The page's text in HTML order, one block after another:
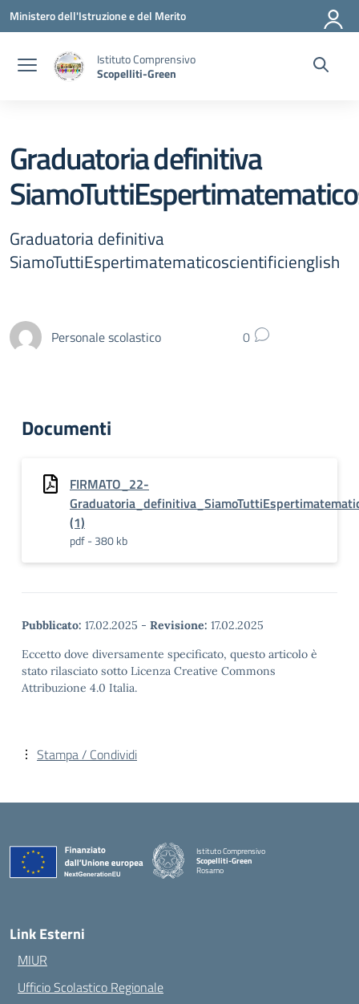
Vai ai contenuti
Vai al menu di navigazione
Vai al footer
Ministero dell'Istruzione e del Merito
Istituto Comprensivo
Scopelliti-Green
Graduatoria definitiva
Graduatoria definitiva
SiamoTuttiEspertimatematicoscientificienglish
Personale scolastico 0
Documenti
FIRMATO_22-
(1)
pdf - 380 kb
Pubblicato: 17.02.2025 - Revisione: 17.02.2025
Eccetto dove diversamente specificato, questo articolo è
stato rilasciato sotto Licenza Creative Commons
Attribuzione 4.0 Italia.
Stampa / Condividi
Istituto Comprensivo
Scopelliti-Green
Rosarno
Link Esterni
MIUR
Ufficio Scolastico Regionale